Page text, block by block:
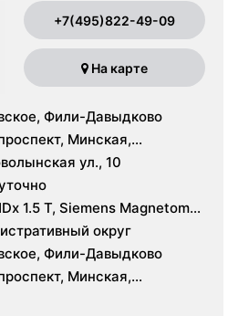
+7(495)822-49-09
На карте
Фили-Давыдково
Минская,
ул., 10
1.5 T, Siemens Magnetom
Optima CT660 64
16 срезов, УЗИ
Voluson E8
округ
Фили-Давыдково
Минская,